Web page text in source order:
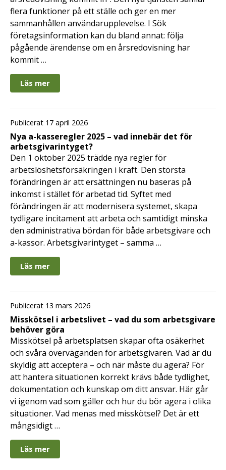
flera funktioner på ett ställe och ger en mer
sammanhållen användarupplevelse. I Sök
företagsinformation kan du bland annat: följa
pågående ärendense om en årsredovisning har
kommit …
Läs mer
Publicerat 17 april 2026
Nya a-kasseregler 2025 – vad innebär det för
arbetsgivarintyget?
Den 1 oktober 2025 trädde nya regler för
arbetslöshetsförsäkringen i kraft. Den största
förändringen är att ersättningen nu baseras på
inkomst i stället för arbetad tid. Syftet med
förändringen är att modernisera systemet, skapa
tydligare incitament att arbeta och samtidigt minska
den administrativa bördan för både arbetsgivare och
a-kassor. Arbetsgivarintyget – samma …
Läs mer
Publicerat 13 mars 2026
Misskötsel i arbetslivet – vad du som arbetsgivare
behöver göra
Misskötsel på arbetsplatsen skapar ofta osäkerhet
och svåra överväganden för arbetsgivaren. Vad är du
skyldig att acceptera – och när måste du agera? För
att hantera situationen korrekt krävs både tydlighet,
dokumentation och kunskap om ditt ansvar. Här går
vi igenom vad som gäller och hur du bör agera i olika
situationer. Vad menas med misskötsel? Det är ett
mångsidigt …
Läs mer